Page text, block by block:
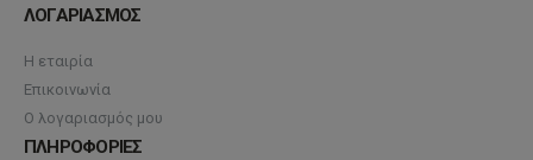
ΛΟΓΑΡΙΑΣΜΟΣ
Η εταιρία
Επικοινωνία
Ο λογαριασμός μου
ΠΛΗΡΟΦΟΡΙΕΣ